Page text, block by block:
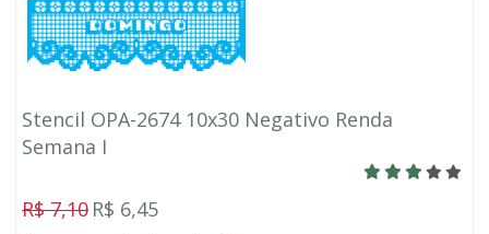
Stencil OPA-2674 10x30 Negativo Renda
Semana I
R$ 7,10 R$ 6,45